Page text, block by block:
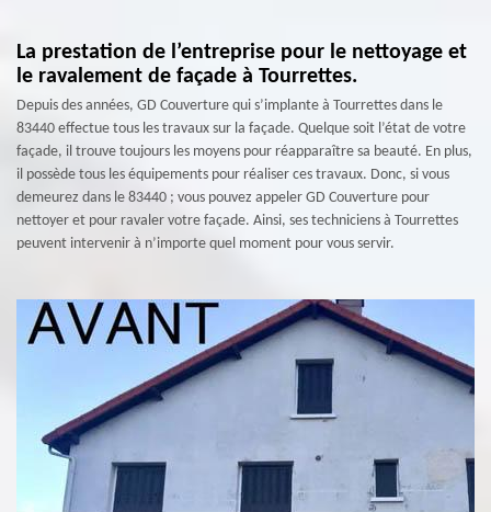
La prestation de l’entreprise pour le nettoyage et
le ravalement de façade à Tourrettes.
Depuis des années, GD Couverture qui s’implante à Tourrettes dans le
83440 effectue tous les travaux sur la façade. Quelque soit l’état de votre
façade, il trouve toujours les moyens pour réapparaître sa beauté. En plus,
il possède tous les équipements pour réaliser ces travaux. Donc, si vous
demeurez dans le 83440 ; vous pouvez appeler GD Couverture pour
nettoyer et pour ravaler votre façade. Ainsi, ses techniciens à Tourrettes
peuvent intervenir à n’importe quel moment pour vous servir.